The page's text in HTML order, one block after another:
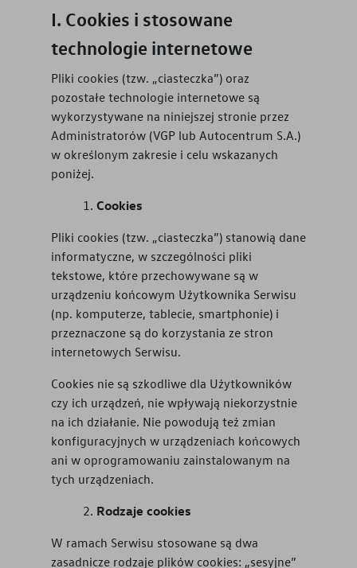
Cookies i stosowane
technologie internetowe
Pliki cookies (tzw. „ciasteczka”) oraz
pozostałe technologie internetowe są
wykorzystywane na niniejszej stronie przez
Administratorów (VGP lub Autocentrum S.A.)
w określonym zakresie i celu wskazanych
poniżej.
Cookies
Pliki cookies (tzw. „ciasteczka”) stanowią dane
informatyczne, w szczególności pliki
tekstowe, które przechowywane są w
urządzeniu końcowym Użytkownika Serwisu
(np. komputerze, tablecie, smartphonie) i
przeznaczone są do korzystania ze stron
internetowych Serwisu.
Cookies nie są szkodliwe dla Użytkowników
czy ich urządzeń, nie wpływają niekorzystnie
na ich działanie. Nie powodują też zmian
konfiguracyjnych w urządzeniach końcowych
ani w oprogramowaniu zainstalowanym na
tych urządzeniach.
Rodzaje cookies
W ramach Serwisu stosowane są dwa
zasadnicze rodzaje plików cookies: „sesyjne”